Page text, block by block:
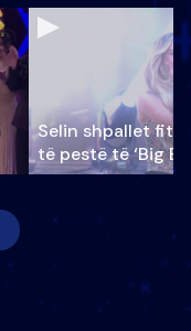
Selin shpallet
të pestë të ‘Big